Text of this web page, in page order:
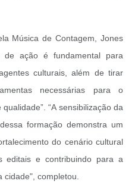
Música de Contagem, Jones
de ação é fundamental para
culturais, além de tirar
necessárias para o
“A sensibilização da
formação demonstra um
do cenário cultural
editais e contribuindo para a
cidade", completou.